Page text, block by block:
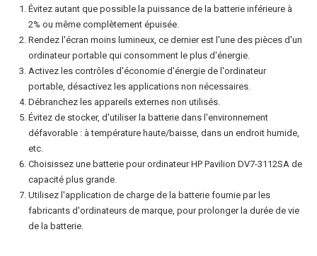
Évitez autant que possible la puissance de la batterie inférieure à
2% ou même complètement épuisée.
Rendez l'écran moins lumineux, ce dernier est l'une des pièces d'un
ordinateur portable qui consomment le plus d'énergie.
Activez les contrôles d'économie d'énergie de l'ordinateur
portable, désactivez les applications non nécessaires.
Débranchez les appareils externes non utilisés.
Évitez de stocker, d'utiliser la batterie dans l'environnement
défavorable : à température haute/baisse, dans un endroit humide,
etc.
Choisissez une batterie pour ordinateur HP Pavilion DV7-3112SA de
capacité plus grande.
Utilisez l'application de charge de la batterie fournie par les
fabricants d'ordinateurs de marque, pour prolonger la durée de vie
de la batterie.